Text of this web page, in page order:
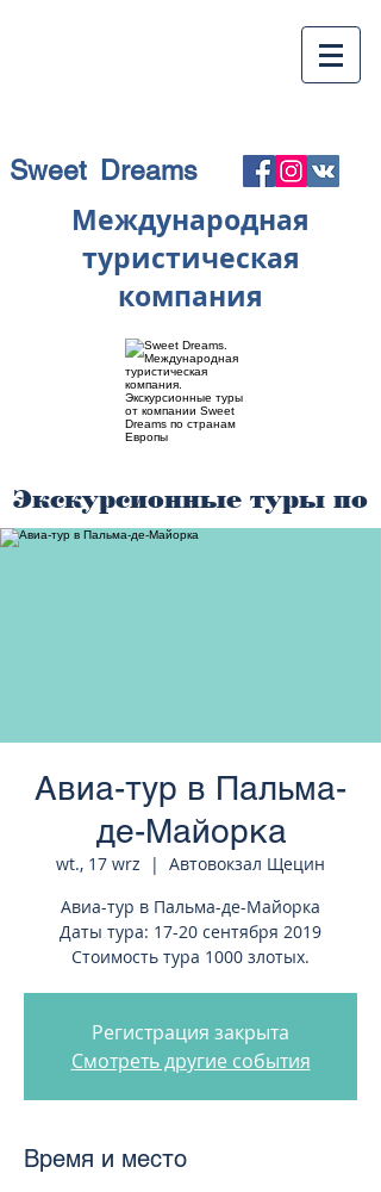
Sweet Dreams
Международная
туристическая
компания
Экскурсионные туры по
странам Европы
Авиа-тур в Пальма-
де-Майорка
wt., 17 wrz
  |
Автовокзал Щецин
Авиа-тур в Пальма-де-Майорка
Даты тура: 17-20 сентября 2019
Стоимость тура 1000 злотых.
Регистрация закрыта
Смотреть другие события
Время и место